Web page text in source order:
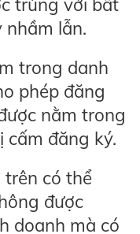
nhầm lẫn.
trong danh
phép đăng
nằm trong
cấm đăng ký.
trên có thể
được
doanh mà có